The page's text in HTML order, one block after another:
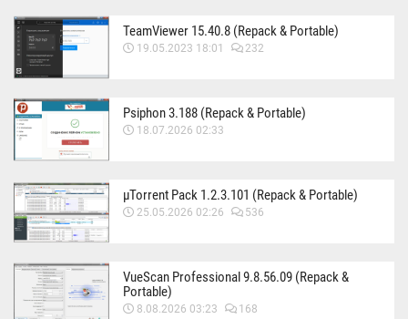
TeamViewer 15.40.8 (Repack & Portable)
19.05.2023 18:01 232
Psiphon 3.188 (Repack & Portable)
18.07.2026 02:33
µTorrent Pack 1.2.3.101 (Repack & Portable)
25.05.2026 02:26 536
VueScan Professional 9.8.56.09 (Repack &
Portable)
8.08.2026 03:23 168